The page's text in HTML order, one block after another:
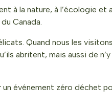
à la nature, à l’écologie et
Canada.
Quand nous les
abritent, mais aussi de n’y
événement zéro déchet